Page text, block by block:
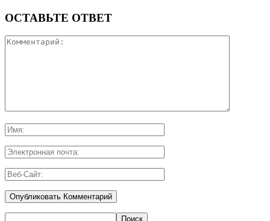
ОСТАВЬТЕ ОТВЕТ